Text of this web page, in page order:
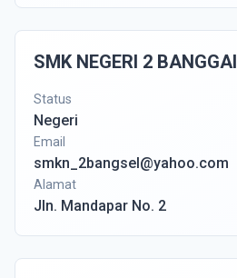
SMK NEGERI 2 BANGGAI
Status
Negeri
Email
smkn_2bangsel@yahoo.com
Alamat
Jln. Mandapar No. 2